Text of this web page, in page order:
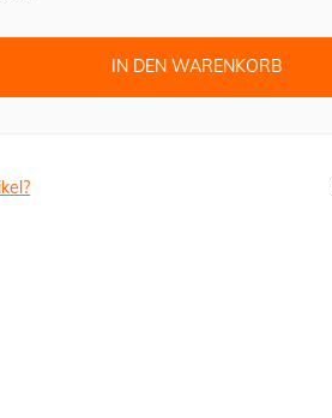
IN DEN WARENKORB